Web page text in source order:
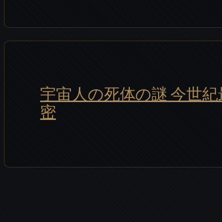
宇宙人の死体の謎 今世
密